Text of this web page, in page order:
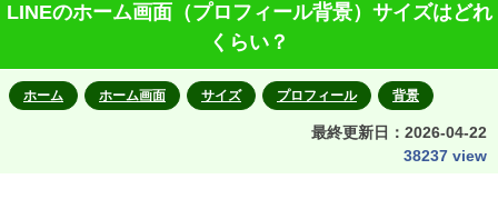
LINEのホーム画面（プロフィール背景）サイズはどれ
くらい？
ホーム ホーム画面 サイズ プロフィール 背景
最終更新日： 2026-04-22
38237 view